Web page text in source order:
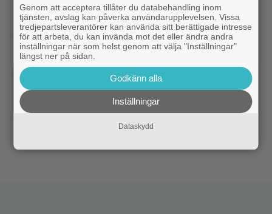
Apple TV|Bortglömd komedi från 1984 blev
Robin Williams favorit: ”Min bästa film”
HBO Max|Två nya skådisar redo att skapa
drama i ”Heated Rivalry” säsong 2
Netflix|Netflix har stängt in en snubbe i en
reklamskylt – PR-tricket som får LA att titta upp
Hör Sveriges märkligaste skratt i
trailern till ”Bäst i världen”
Genom att acceptera tillåter du databehandling inom
tjänsten, avslag kan påverka användarupplevelsen. Vissa
tredjepartsleverantörer kan använda sitt berättigade intresse
för att arbeta, du kan invända mot det eller ändra andra
inställningar när som helst genom att välja "Inställningar"
längst ner på sidan.
Godkänn alla
Inställningar
Dataskydd